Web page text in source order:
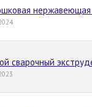
нержавеющая
сварочный